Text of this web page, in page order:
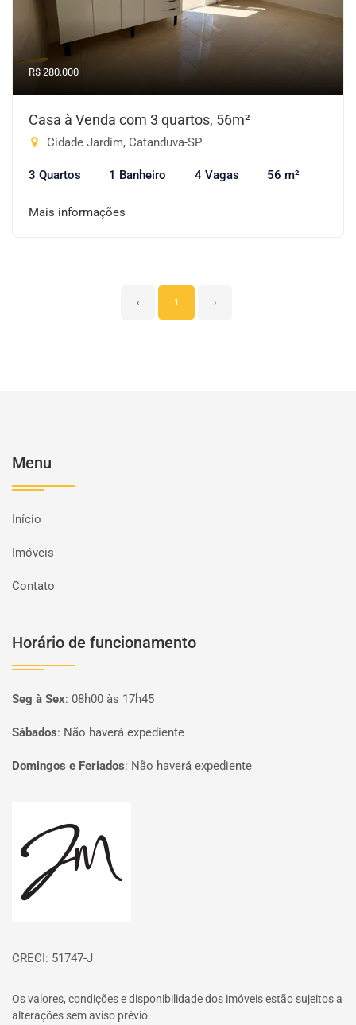
R$ 280.000
Casa à Venda com 3 quartos, 56m²
Cidade Jardim, Catanduva-SP
3 Quartos 1 Banheiro 4 Vagas 56 m²
Mais informações
‹ 1 ›
Menu
Início
Imóveis
Contato
Horário de funcionamento
Seg à Sex: 08h00 às 17h45
Sábados: Não haverá expediente
Domingos e Feriados: Não haverá expediente
CRECI: 51747-J
Os valores, condições e disponibilidade dos imóveis estão sujeitos a
alterações sem aviso prévio.